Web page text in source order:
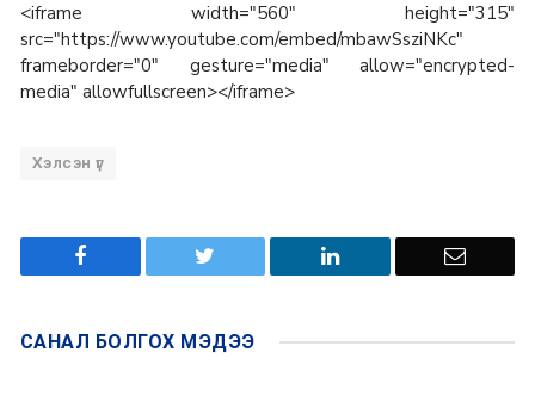
<iframe width="560" height="315"
src="https://www.youtube.com/embed/mbawSsziNKc"
frameborder="0" gesture="media" allow="encrypted-
media" allowfullscreen></iframe>
Хэлсэн үг
САНАЛ БОЛГОХ МЭДЭЭ